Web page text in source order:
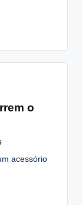
o
acessório